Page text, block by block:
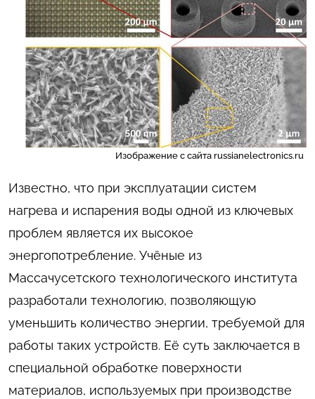
Изображение с сайта russianelectronics.ru
Известно, что при эксплуатации систем
нагрева и испарения воды одной из ключевых
проблем является их высокое
энергопотребление. Учёные из
Массачусетского технологического института
разработали технологию, позволяющую
уменьшить количество энергии, требуемой для
работы таких устройств. Её суть заключается в
специальной обработке поверхности
материалов, используемых при производстве